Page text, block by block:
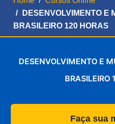
DESENVOLVIMENTO E
BRASILEIRO 120 HORAS
DESENVOLVIMENTO E
BRASILEIRO
Faça sua